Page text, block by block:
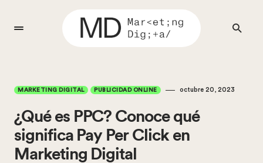
MARKETING DIGITAL PUBLICIDAD ONLINE octubre 20, 2023
¿Qué es PPC? Conoce qué
significa Pay Per Click en
Marketing Digital